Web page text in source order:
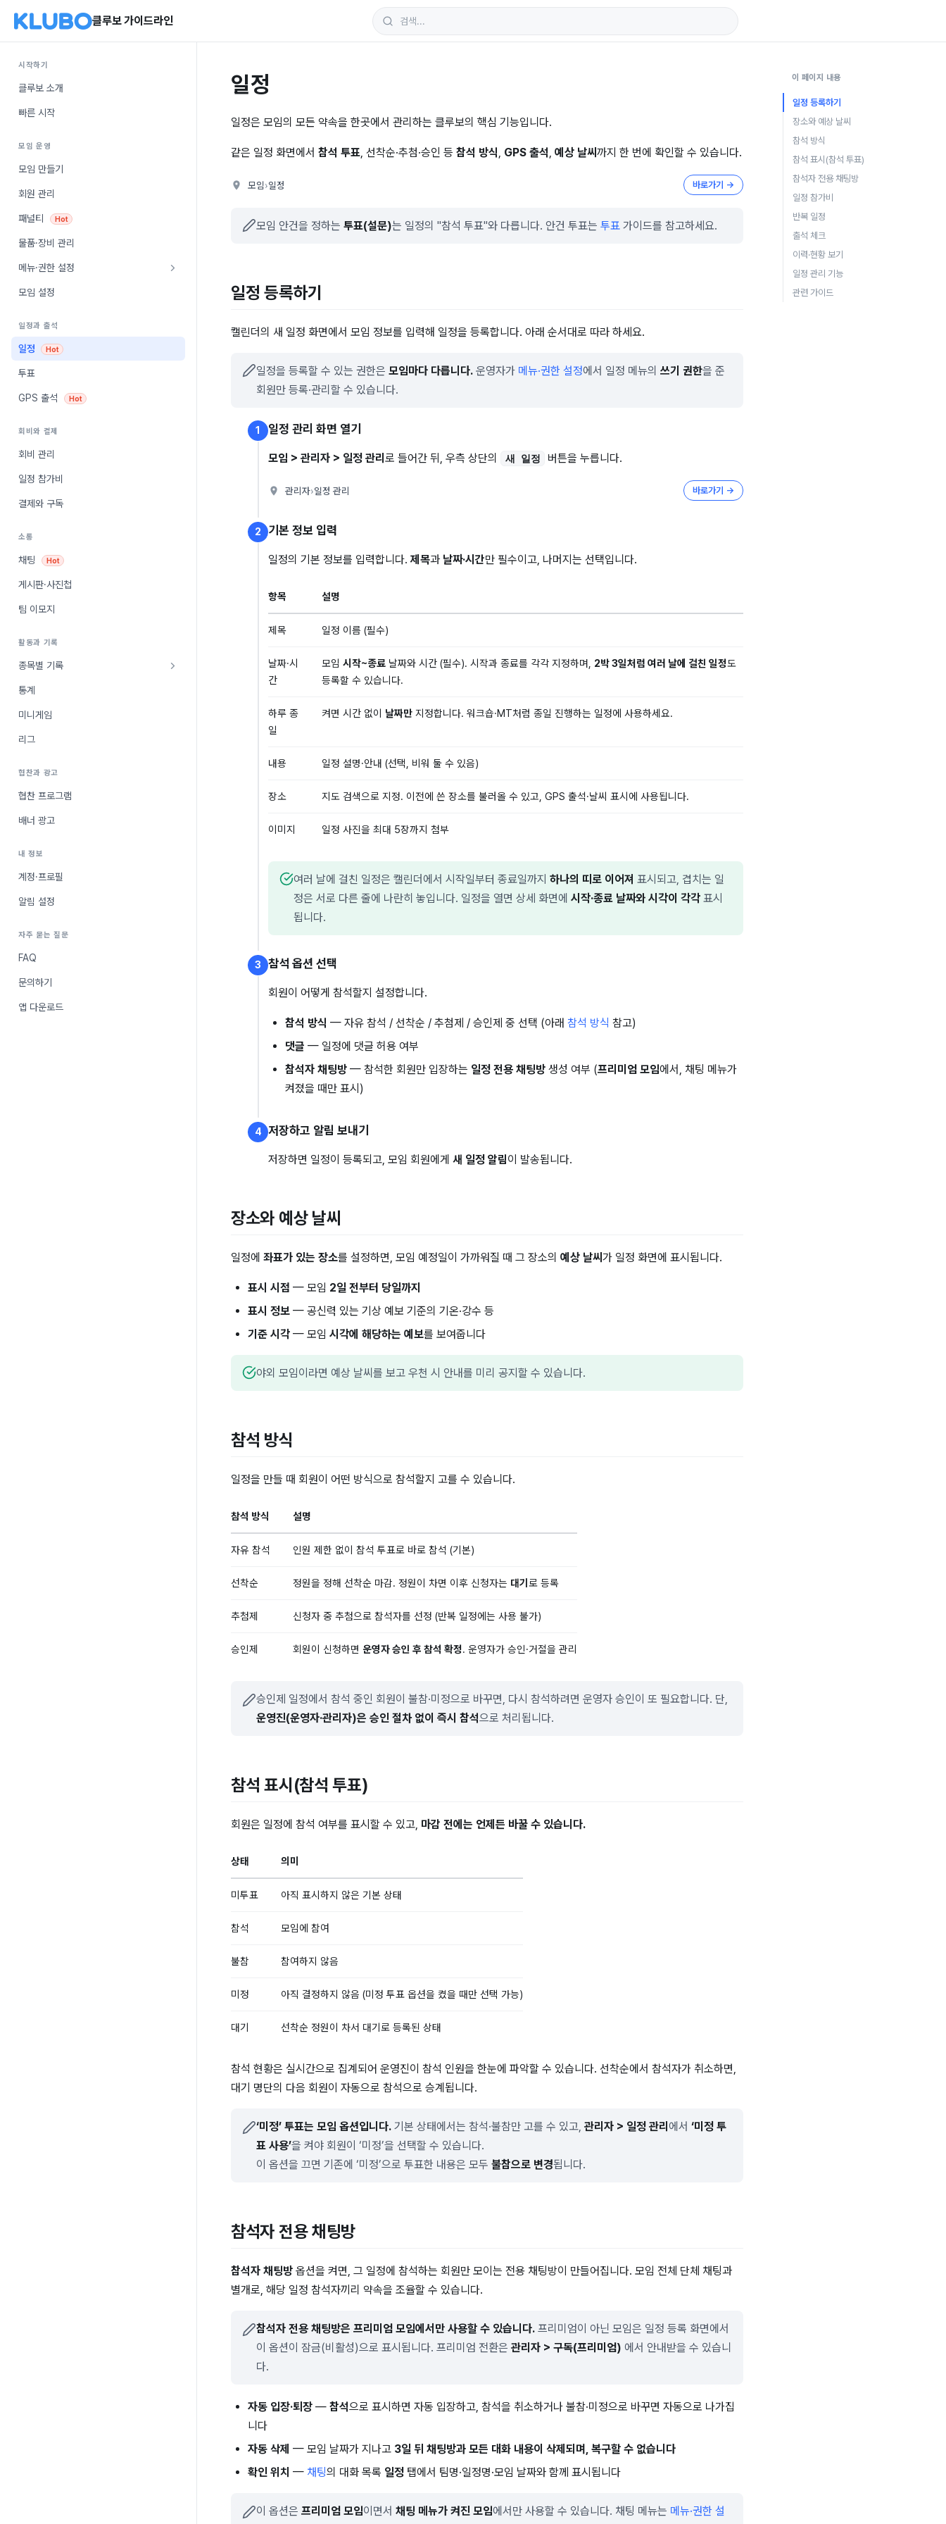
클루보 가이드라인
시작하기
클루보 소개
빠른 시작
모임 운영
모임 만들기
회원 관리
패널티 Hot
물품·장비 관리
메뉴·권한 설정
모임 설정
일정과 출석
일정 Hot
투표
GPS 출석 Hot
회비와 결제
회비 관리
일정 참가비
결제와 구독
소통
채팅 Hot
게시판·사진첩
팀 이모지
활동과 기록
종목별 기록
통계
미니게임
리그
협찬과 광고
협찬 프로그램
배너 광고
내 정보
계정·프로필
알림 설정
자주 묻는 질문
FAQ
문의하기
앱 다운로드
일정
일정은 모임의 모든 약속을 한곳에서 관리하는 클루보의 핵심 기능입니다.
같은 일정 화면에서 참석 투표, 선착순·추첨·승인 등 참석 방식, GPS 출석, 예상 날씨까지 한 번에 확인할 수 있습니다.
모임›일정 바로가기 →
모임 안건을 정하는 투표(설문)는 일정의 "참석 투표"와 다릅니다. 안건 투표는 투표 가이드를 참고하세요.
일정 등록하기
캘린더의 새 일정 화면에서 모임 정보를 입력해 일정을 등록합니다. 아래 순서대로 따라 하세요.
일정을 등록할 수 있는 권한은 모임마다 다릅니다. 운영자가 메뉴·권한 설정에서 일정 메뉴의 쓰기 권한을 준
회원만 등록·관리할 수 있습니다.
1 일정 관리 화면 열기
모임 > 관리자 > 일정 관리 로 들어간 뒤, 우측 상단의 새 일정 버튼을 누릅니다.
관리자›일정 관리 바로가기 →
2 기본 정보 입력
일정의 기본 정보를 입력합니다.제목과 날짜·시간만 필수이고, 나머지는 선택입니다.
항목 설명
제목 일정 이름 (필수)
날짜·시
간
모임 시작~종료 날짜와 시간 (필수). 시작과 종료를 각각 지정하며, 2박 3일처럼 여러 날에 걸친 일정도
등록할 수 있습니다.
하루 종
일
켜면 시간 없이 날짜만 지정합니다. 워크숍·MT처럼 종일 진행하는 일정에 사용하세요.
내용 일정 설명·안내 (선택, 비워 둘 수 있음)
장소 지도 검색으로 지정. 이전에 쓴 장소를 불러올 수 있고, GPS 출석·날씨 표시에 사용됩니다.
이미지 일정 사진을 최대 5장까지 첨부
여러 날에 걸친 일정은 캘린더에서 시작일부터 종료일까지 하나의 띠로 이어져 표시되고, 겹치는 일
정은 서로 다른 줄에 나란히 놓입니다. 일정을 열면 상세 화면에 시작·종료 날짜와 시각이 각각 표시
됩니다.
3 참석 옵션 선택
회원이 어떻게 참석할지 설정합니다.
참석 방식 — 자유 참석 / 선착순 / 추첨제 / 승인제 중 선택 (아래 참석 방식 참고)
댓글 — 일정에 댓글 허용 여부
참석자 채팅방 — 참석한 회원만 입장하는 일정 전용 채팅방 생성 여부 (프리미엄 모임에서, 채팅 메뉴가
켜졌을 때만 표시)
4 저장하고 알림 보내기
저장하면 일정이 등록되고, 모임 회원에게 새 일정 알림이 발송됩니다.
장소와 예상 날씨
일정에 좌표가 있는 장소를 설정하면, 모임 예정일이 가까워질 때 그 장소의 예상 날씨가 일정 화면에 표시됩니다.
표시 시점 — 모임 2일 전부터 당일까지
표시 정보 — 공신력 있는 기상 예보 기준의 기온·강수 등
기준 시각 — 모임 시각에 해당하는 예보를 보여줍니다
야외 모임이라면 예상 날씨를 보고 우천 시 안내를 미리 공지할 수 있습니다.
참석 방식
일정을 만들 때 회원이 어떤 방식으로 참석할지 고를 수 있습니다.
참석 방식 설명
자유 참석 인원 제한 없이 참석 투표로 바로 참석 (기본)
선착순 정원을 정해 선착순 마감. 정원이 차면 이후 신청자는 대기로 등록
추첨제 신청자 중 추첨으로 참석자를 선정 (반복 일정에는 사용 불가)
승인제 회원이 신청하면 운영자 승인 후 참석 확정. 운영자가 승인·거절을 관리
승인제 일정에서 참석 중인 회원이 불참·미정으로 바꾸면, 다시 참석하려면 운영자 승인이 또 필요합니다. 단,
운영진(운영자·관리자)은 승인 절차 없이 즉시 참석으로 처리됩니다.
참석 표시(참석 투표)
회원은 일정에 참석 여부를 표시할 수 있고, 마감 전에는 언제든 바꿀 수 있습니다.
상태 의미
미투표 아직 표시하지 않은 기본 상태
참석 모임에 참여
불참 참여하지 않음
미정 아직 결정하지 않음 (미정 투표 옵션을 켰을 때만 선택 가능)
대기 선착순 정원이 차서 대기로 등록된 상태
참석 현황은 실시간으로 집계되어 운영진이 참석 인원을 한눈에 파악할 수 있습니다. 선착순에서 참석자가 취소하면,
대기 명단의 다음 회원이 자동으로 참석으로 승계됩니다.
‘미정’ 투표는 모임 옵션입니다. 기본 상태에서는 참석·불참만 고를 수 있고, 관리자 > 일정 관리 에서 ‘미정 투
표 사용’을 켜야 회원이 ‘미정’을 선택할 수 있습니다.
이 옵션을 끄면 기존에 ‘미정’으로 투표한 내용은 모두 불참으로 변경됩니다.
참석자 전용 채팅방
참석자 채팅방 옵션을 켜면, 그 일정에 참석하는 회원만 모이는 전용 채팅방이 만들어집니다. 모임 전체 단체 채팅과
별개로, 해당 일정 참석자끼리 약속을 조율할 수 있습니다.
참석자 전용 채팅방은 프리미엄 모임에서만 사용할 수 있습니다. 프리미엄이 아닌 모임은 일정 등록 화면에서
이 옵션이 잠금(비활성)으로 표시됩니다. 프리미엄 전환은 관리자 > 구독(프리미엄) 에서 안내받을 수 있습니
다.
자동 입장·퇴장 — 참석으로 표시하면 자동 입장하고, 참석을 취소하거나 불참·미정으로 바꾸면 자동으로 나가집
니다
자동 삭제 — 모임 날짜가 지나고 3일 뒤 채팅방과 모든 대화 내용이 삭제되며, 복구할 수 없습니다
확인 위치 — 채팅의 대화 목록 일정 탭에서 팀명·일정명·모임 날짜와 함께 표시됩니다
이 옵션은 프리미엄 모임이면서 채팅 메뉴가 켜진 모임에서만 사용할 수 있습니다. 채팅 메뉴는 메뉴·권한 설
이 페이지 내용
일정 등록하기
장소와 예상 날씨
참석 방식
참석 표시(참석 투표)
참석자 전용 채팅방
일정 참가비
반복 일정
출석 체크
이력·현황 보기
일정 관리 기능
관련 가이드